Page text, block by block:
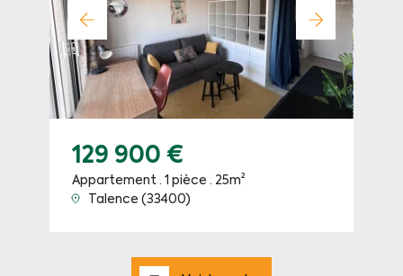
129 900 €
Appartement · 1 pièce · 25m²
Talence (33400)